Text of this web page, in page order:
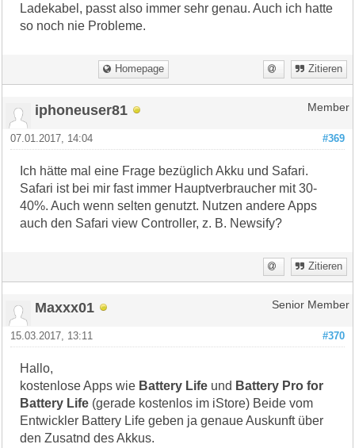
Ladekabel, passt also immer sehr genau. Auch ich hatte
so noch nie Probleme.
Homepage Zitieren
iphoneuser81 Member
#369
07.01.2017, 14:04
Ich hätte mal eine Frage bezüglich Akku und Safari.
Safari ist bei mir fast immer Hauptverbraucher mit 30-
40%. Auch wenn selten genutzt. Nutzen andere Apps
auch den Safari view Controller, z. B. Newsify?
Zitieren
Maxxx01 Senior Member
#370
15.03.2017, 13:11
Hallo,
kostenlose Apps wie Battery Life und Battery Pro for
Battery Life (gerade kostenlos im iStore) Beide vom
Entwickler Battery Life geben ja genaue Auskunft über
den Zusatnd des Akkus.